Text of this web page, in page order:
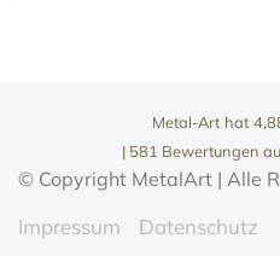
Metal-Art hat
| 581 Bewertungen
© Copyright MetalArt | Alle
Impressum Datenschutz